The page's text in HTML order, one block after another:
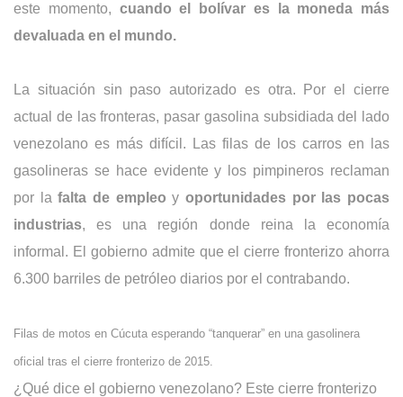
este momento, cuando el bolívar es la moneda más
devaluada en el mundo.
La situación sin paso autorizado es otra. Por el cierre
actual de las fronteras, pasar gasolina subsidiada del lado
venezolano es más difícil. Las filas de los carros en las
gasolineras se hace evidente y los pimpineros reclaman
por lafalta de empleo yoportunidades por las pocas
industrias, es una región donde reina la economía
informal. El gobierno admite que el cierre fronterizo ahorra
6.300 barriles de petróleo diarios por el contrabando.
Filas de motos en Cúcuta esperando “tanquerar” en una gasolinera
oficial tras el cierre fronterizo de 2015.
¿Qué dice el gobierno venezolano? Este cierre fronterizo